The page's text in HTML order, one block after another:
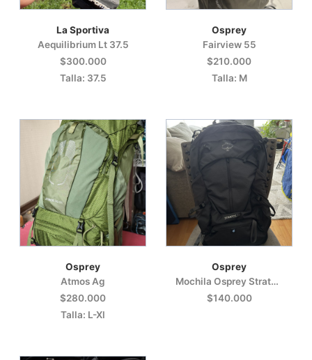
La Sportiva
Aequilibrium Lt 37.5
$300.000
Talla: 37.5
Osprey
Fairview 55
$210.000
Talla: M
Osprey
Atmos Ag
$280.000
Talla: L-Xl
Osprey
Mochila Osprey Stratos 24
$140.000